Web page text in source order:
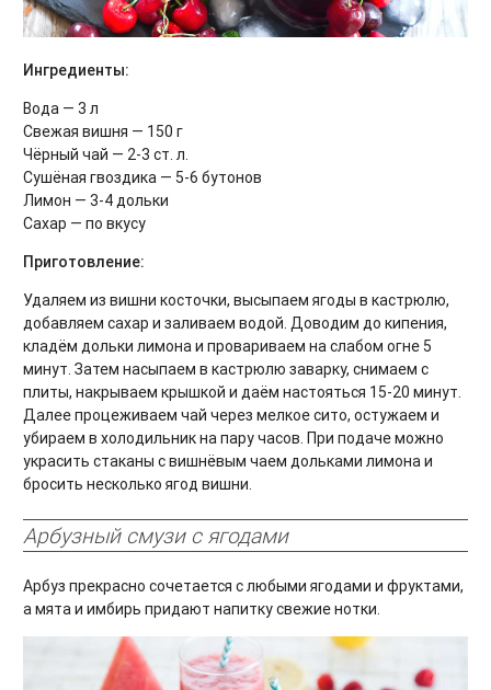
Ингредиенты:
Вода — 3 л
Свежая вишня — 150 г
Чёрный чай — 2-3 ст. л.
Сушёная гвоздика — 5-6 бутонов
Лимон — 3-4 дольки
Сахар — по вкусу
Приготовление:
Удаляем из вишни косточки, высыпаем ягоды в кастрюлю,
добавляем сахар и заливаем водой. Доводим до кипения,
кладём дольки лимона и провариваем на слабом огне 5
минут. Затем насыпаем в кастрюлю заварку, снимаем с
плиты, накрываем крышкой и даём настояться 15-20 минут.
Далее процеживаем чай через мелкое сито, остужаем и
убираем в холодильник на пару часов. При подаче можно
украсить стаканы с вишнёвым чаем дольками лимона и
бросить несколько ягод вишни.
Арбузный смузи с ягодами
Арбуз прекрасно сочетается с любыми ягодами и фруктами,
а мята и имбирь придают напитку свежие нотки.